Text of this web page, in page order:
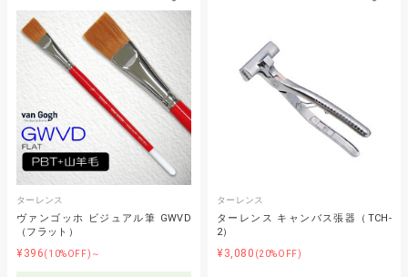
ターレンス
ヴァンゴッホ ビジュアル筆 GWVD
（フラット）
¥396(10%OFF)～
ターレンス
ターレンス キャンバス張器（TCH-
2）
¥3,080 (20%OFF)